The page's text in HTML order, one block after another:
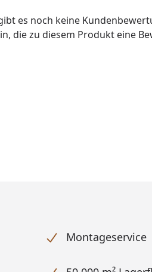
es noch keine
die zu diesem Produkt eine
Montageservice